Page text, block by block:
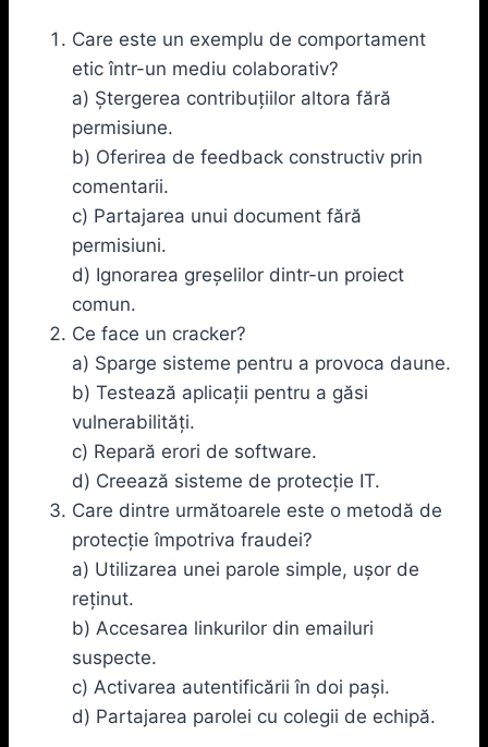
Care este un exemplu de comportament
etic într-un mediu colaborativ?
a) Ștergerea contribuțiilor altora fără
permisiune.
b) Oferirea de feedback constructiv prin
comentarii.
c) Partajarea unui document fără
permisiuni.
d) Ignorarea greșelilor dintr-un proiect
comun.
Ce face un cracker?
a) Sparge sisteme pentru a provoca daune.
b) Testează aplicații pentru a găsi
vulnerabilități.
c) Repară erori de software.
d) Creează sisteme de protecție IT.
Care dintre următoarele este o metodă de
protecție împotriva fraudei?
a) Utilizarea unei parole simple, ușor de
reținut.
b) Accesarea linkurilor din emailuri
suspecte.
c) Activarea autentificării în doi pași.
d) Partajarea parolei cu colegii de echipă.